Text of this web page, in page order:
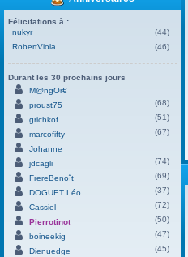
Félicitations à :
nukyr
(44)
RobertViola
(46)
Durant les 30 prochains jours
M@ngOr€
proust75
(68)
grichkof
(51)
marcofifty
(67)
Johanne
jdcagli
(74)
FrereBenoît
(69)
DOGUET Léo
(37)
Cassiel
(72)
Pierrotinot
(50)
boineekig
(47)
Dienuedge
(45)